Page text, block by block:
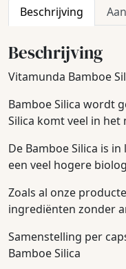
Beschrijving
Beschrijving
Vitamunda Bamboe
Bamboe Silica wordt
Silica komt veel in het
De Bamboe Silica is
een veel hogere
Zoals al onze
ingrediënten zonder
Samenstelling per
Bamboe Silica